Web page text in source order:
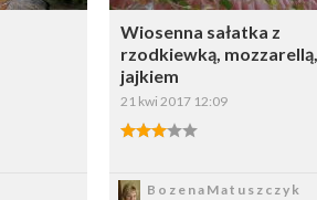
Wiosenna sałatka z
rzodkiewką, mozzarellą,
jajkiem
21 kwi 2017 12:09
BozenaMatuszczyk